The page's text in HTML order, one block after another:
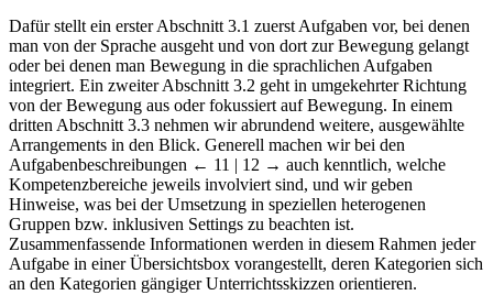
Dafür stellt ein erster Abschnitt 3.1 zuerst Aufgaben vor, bei denen
man von der Sprache ausgeht und von dort zur Bewegung gelangt
oder bei denen man Bewegung in die sprachlichen Aufgaben
integriert. Ein zweiter Abschnitt 3.2 geht in umgekehrter Richtung
von der Bewegung aus oder fokussiert auf Bewegung. In einem
dritten Abschnitt 3.3 nehmen wir abrundend weitere, ausgewählte
Arrangements in den Blick. Generell machen wir bei den
Aufgabenbeschreibungen ← 11 | 12 → auch kenntlich, welche
Kompetenzbereiche jeweils involviert sind, und wir geben
Hinweise, was bei der Umsetzung in speziellen heterogenen
Gruppen bzw. inklusiven Settings zu beachten ist.
Zusammenfassende Informationen werden in diesem Rahmen jeder
Aufgabe in einer Übersichtsbox vorangestellt, deren Kategorien sich
an den Kategorien gängiger Unterrichtsskizzen orientieren.